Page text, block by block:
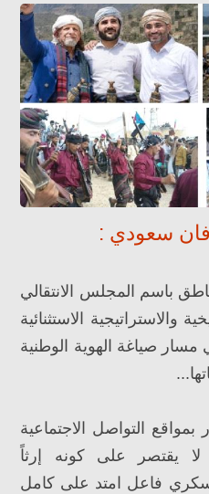
سعودي :
باسم المجلس الانتقالي
والاستراتيجية الاستثنائية
مسار صياغة الهوية الوطنية
التواصل الاجتماعية
لا يقتصر على كونه إرثاً
فاعل امتد على كامل